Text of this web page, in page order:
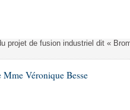
projet de fusion industriel dit «
Mme Véronique Besse